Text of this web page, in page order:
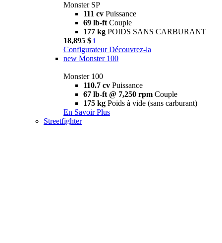
Monster SP
111 cv Puissance
69 lb-ft Couple
177 kg POIDS SANS CARBURANT
18,895 $ i
Configurateur Découvrez-la
new Monster 100
Monster 100
110.7 cv Puissance
67 lb-ft @ 7,250 rpm Couple
175 kg Poids à vide (sans carburant)
En Savoir Plus
Streetfighter